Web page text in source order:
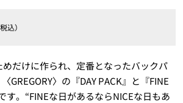
込）
めだけに作られ、定番となったバックパ
GREGORY〉の『DAY PACK』と『FINE
す。“FINEな日があるならNICEな日もあ